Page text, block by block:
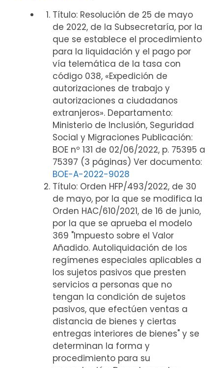
Título: Resolución de 25 de mayo
de 2022, de la Subsecretaría, por la
que se establece el procedimiento
para la liquidación y el pago por
vía telemática de la tasa con
código 038, «Expedición de
autorizaciones de trabajo y
autorizaciones a ciudadanos
extranjeros». Departamento:
Ministerio de Inclusión, Seguridad
Social y Migraciones Publicación:
BOE nº 131 de 02/06/2022, p. 75395 a
75397 (3 páginas) Ver documento:
BOE-A-2022-9028
Título: Orden HFP/493/2022, de 30
de mayo, por la que se modifica la
Orden HAC/610/2021, de 16 de junio,
por la que se aprueba el modelo
369 "Impuesto sobre el Valor
Añadido. Autoliquidación de los
regímenes especiales aplicables a
los sujetos pasivos que presten
servicios a personas que no
tengan la condición de sujetos
pasivos, que efectúen ventas a
distancia de bienes y ciertas
entregas interiores de bienes" y se
determinan la forma y
procedimiento para su